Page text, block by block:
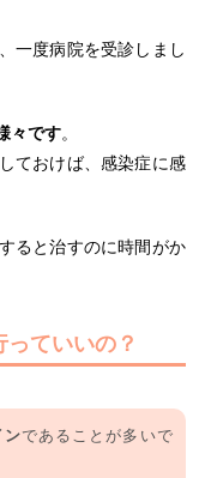
一度病院を受診しまし
々です。
ておけば、感染症に感
ると治すのに時間がか
ていいの？
ンであることが多いで